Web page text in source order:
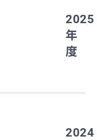
2025
年
度
2024